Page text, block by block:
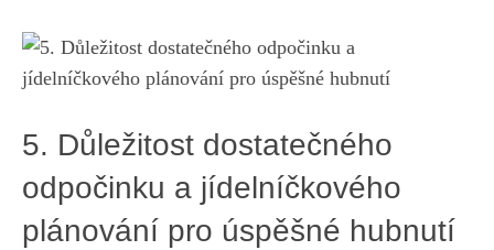
5. Důležitost dostatečného
odpočinku a jídelníčkového​
plánování ​pro úspěšné hubnutí